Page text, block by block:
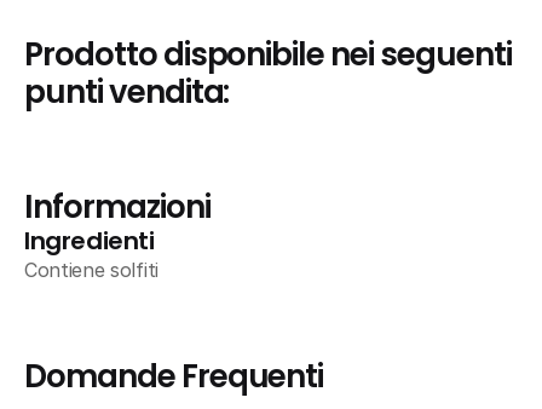
Prodotto disponibile nei seguenti
punti vendita:
Informazioni
Ingredienti
Contiene solfiti
Domande Frequenti